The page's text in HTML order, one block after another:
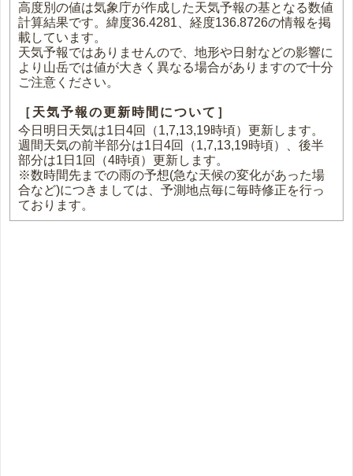
高度別の値は気象庁が作成した天気予報の基となる数値
計算結果です。緯度36.4281、経度136.8726の情報を掲
載しています。
天気予報ではありませんので、地形や日射などの影響に
より山岳では値が大きく異なる場合がありますので十分
ご注意ください。
［天気予報の更新時間について］
今日明日天気は1日4回（1,7,13,19時頃）更新します。
週間天気の前半部分は1日4回（1,7,13,19時頃）、後半
部分は1日1回（4時頃）更新します。
※数時間先までの雨の予想(急な天候の変化があった場
合など)につきましては、予測地点毎に毎時修正を行っ
ております。